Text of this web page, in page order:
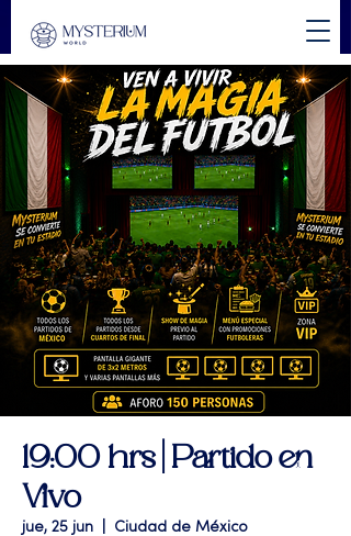
19:00 hrs | Partido en
Vivo
jue, 25 jun Ciudad de México